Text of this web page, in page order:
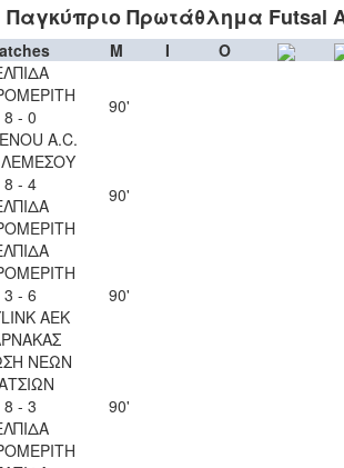
Παγκύπριο Πρωτάθλημα Futsal
M I
O
8 - 0
A.C.
90'
8 - 4
90'
3 - 6
ΑΕΚ
90'
ΝΕΩΝ
8 - 3
90'